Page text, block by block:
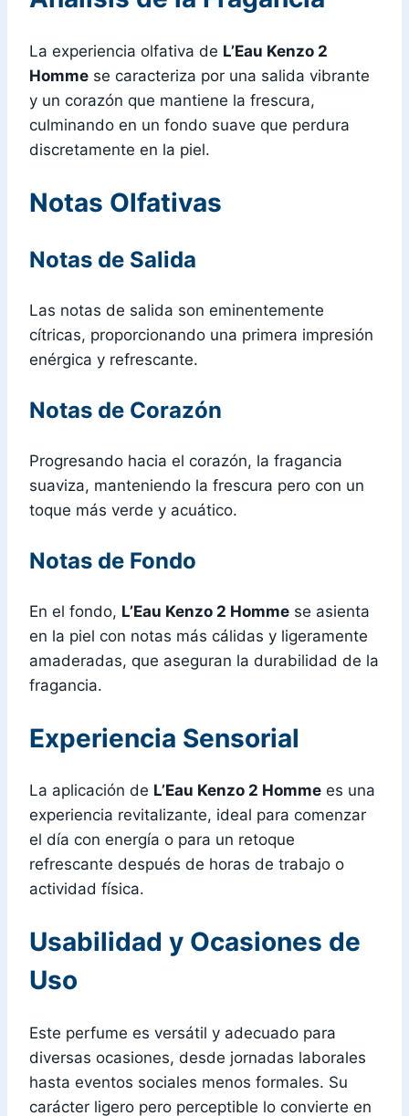
La experiencia olfativa de L’Eau Kenzo 2
Homme se caracteriza por una salida vibrante
y un corazón que mantiene la frescura,
culminando en un fondo suave que perdura
discretamente en la piel.
Notas Olfativas
Notas de Salida
Las notas de salida son eminentemente
cítricas, proporcionando una primera impresión
enérgica y refrescante.
Notas de Corazón
Progresando hacia el corazón, la fragancia
suaviza, manteniendo la frescura pero con un
toque más verde y acuático.
Notas de Fondo
En el fondo, L’Eau Kenzo 2 Homme se asienta
en la piel con notas más cálidas y ligeramente
amaderadas, que aseguran la durabilidad de la
fragancia.
Experiencia Sensorial
La aplicación de L’Eau Kenzo 2 Homme es una
experiencia revitalizante, ideal para comenzar
el día con energía o para un retoque
refrescante después de horas de trabajo o
actividad física.
Usabilidad y Ocasiones de
Uso
Este perfume es versátil y adecuado para
diversas ocasiones, desde jornadas laborales
hasta eventos sociales menos formales. Su
carácter ligero pero perceptible lo convierte en